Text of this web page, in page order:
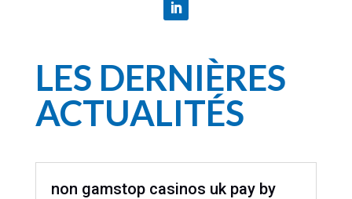
LES DERNIÈRES
ACTUALITÉS
non gamstop casinos uk pay by